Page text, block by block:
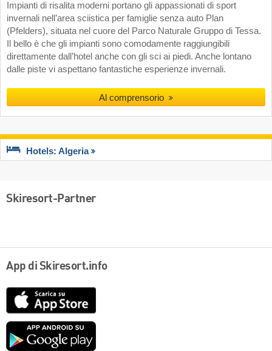
Impianti di risalita moderni portano gli appassionati di sport
invernali nell’area sciistica per famiglie senza auto Plan
(Pfelders), situata nel cuore del Parco Naturale Gruppo di Tessa.
Il bello è che gli impianti sono comodamente raggiungibili
direttamente dall’hotel anche con gli sci ai piedi. Anche lontano
dalle piste vi aspettano fantastiche esperienze invernali.
Al comprensorio
Hotels: Algeria
Skiresort-Partner
App di Skiresort.info
Google